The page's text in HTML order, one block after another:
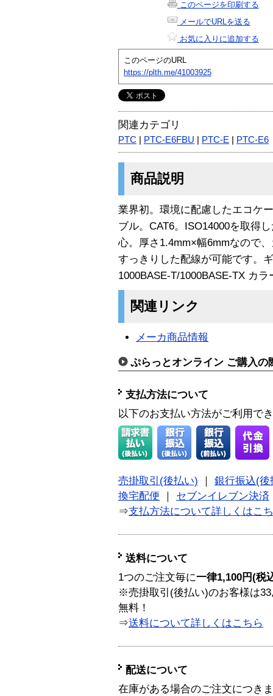
このページを印刷する
メールでURLを送る
お気に入りに追加する
このページのURL
https://plth.me/41003925
関連カテゴリ
PTC PTC-E6FBU PTC-E PTC-E6
商品説明
業界初。環境に配慮したエコケ
ブル。CAT6。ISO14000を取得
心。厚さ1.4mm×幅6mmなので
すっきりした配線が可能です。
1000BASE-T/1000BASE-TX カ
関連リンク
メーカ商品情報
ぷらっとオンライン ご購入の
支払方法について
以下のお支払い方法がご利用で
売掛取引(後払い)
銀行振込(後
換宅配便
セブンイレブン決済
⇒支払方法について詳しくはこ
送料について
1つのご注文毎に一律1,100円(税
※売掛取引(後払い)のお客様は
無料！
⇒送料について詳しくはこちら
配送について
在庫がある場合のご注文につき